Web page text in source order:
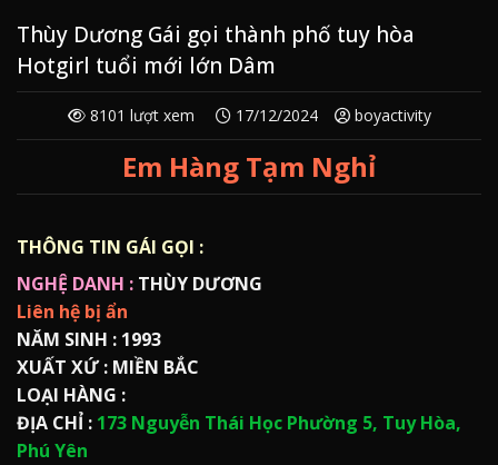
Thùy Dương Gái gọi thành phố tuy hòa
Hotgirl tuổi mới lớn Dâm
8101 lượt xem 17/12/2024 boyactivity
Em Hàng Tạm Nghỉ
THÔNG TIN GÁI GỌI :
NGHỆ DANH : THÙY DƯƠNG
Liên hệ bị ẩn
NĂM SINH : 1993
XUẤT XỨ : MIỀN BẮC
LOẠI HÀNG :
ĐỊA CHỈ : 173 Nguyễn Thái Học Phường 5, Tuy Hòa,
Phú Yên